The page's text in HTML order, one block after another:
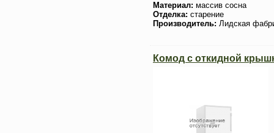
Материал: массив сосна
Отделка: старение
Производитель: Лидская
Комод с откидной